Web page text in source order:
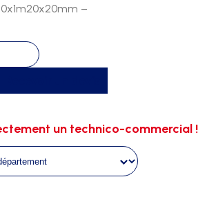
–
un technico-commercial !